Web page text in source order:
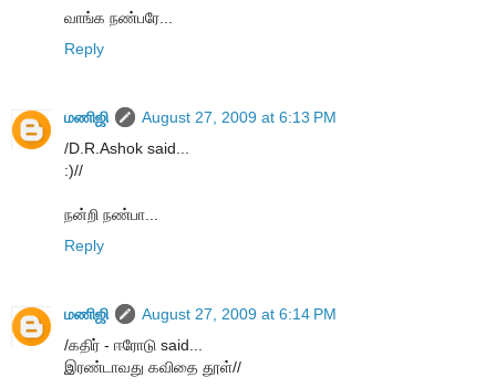
வாங்க நண்பரே...
Reply
மணிஜி
August 27, 2009 at 6:13 PM
/D.R.Ashok said...
:)//
நன்றி நண்பா...
Reply
மணிஜி
August 27, 2009 at 6:14 PM
/கதிர் - ஈரோடு said...
இரண்டாவது கவிதை தூள்//